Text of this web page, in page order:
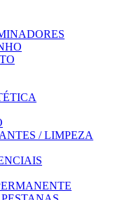
/ LIMPEZA